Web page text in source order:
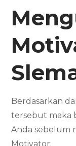
Berdasarkan
tersebut maka
Anda sebelum
Motivator: